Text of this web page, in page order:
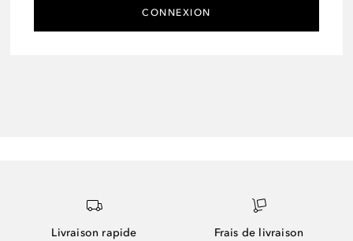
CONNEXION
Livraison rapide
Frais de livraison